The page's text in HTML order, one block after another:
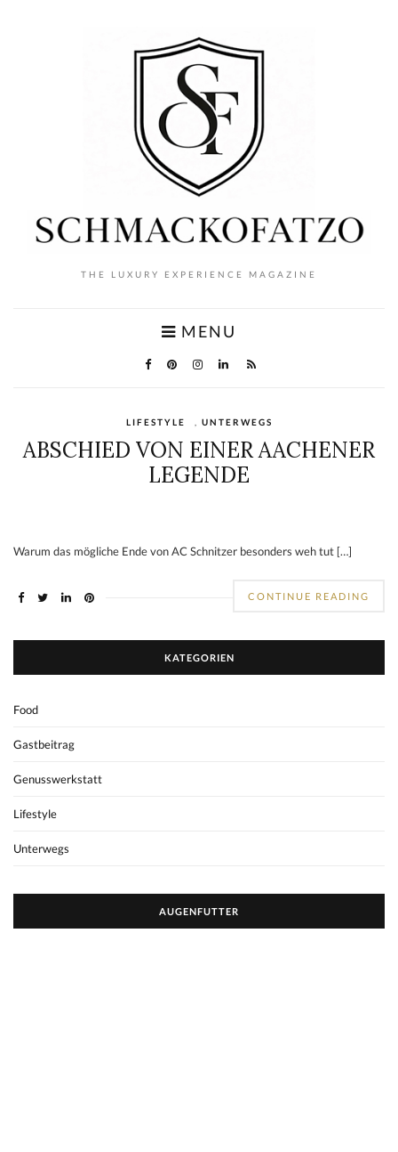
THE LUXURY EXPERIENCE MAGAZINE
MENU
LIFESTYLE UNTERWEGS
ABSCHIED VON EINER AACHENER
LEGENDE
Warum das mögliche Ende von AC Schnitzer besonders weh tut […]
CONTINUE READING
KATEGORIEN
Food
Gastbeitrag
Genusswerkstatt
Lifestyle
Unterwegs
AUGENFUTTER